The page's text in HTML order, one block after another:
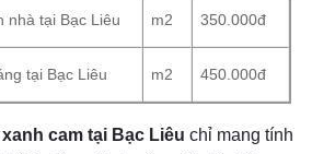
nhà tại Bạc Liêu m2 350.000đ
tại Bạc Liêu m2 450.000đ
xanh cam tại Bạc Liêu chỉ mang tính